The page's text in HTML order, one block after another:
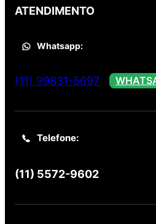
ATENDIMENTO
Whatsapp:
(11) 99831-5697
Telefone:
(11) 5572-9602